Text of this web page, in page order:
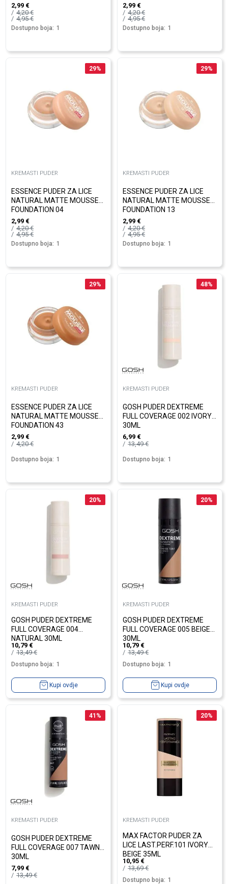
2,99 €
4,20€
4,95€
Dostupno boja: 1
2,99 €
4,20€
4,95€
Dostupno boja: 1
29%
KREMASTI PUDER
ESSENCE PUDER ZA LICE
NATURAL MATTE MOUSSE
FOUNDATION 04
2,99 €
4,20€
4,95€
Dostupno boja: 1
29%
KREMASTI PUDER
ESSENCE PUDER ZA LICE
NATURAL MATTE MOUSSE
FOUNDATION 13
2,99 €
4,20€
4,95€
Dostupno boja: 1
29%
KREMASTI PUDER
ESSENCE PUDER ZA LICE
NATURAL MATTE MOUSSE
FOUNDATION 43
2,99 €
4,20€
Dostupno boja: 1
48%
KREMASTI PUDER
GOSH PUDER DEXTREME
FULL COVERAGE 002 IVORY
30ML
6,99 €
13,49€
Dostupno boja: 1
20%
KREMASTI PUDER
GOSH PUDER DEXTREME
FULL COVERAGE 004
NATURAL 30ML
10,79 €
13,49€
Dostupno boja: 1
Kupi ovdje
20%
KREMASTI PUDER
GOSH PUDER DEXTREME
FULL COVERAGE 005 BEIGE
30ML
10,79 €
13,49€
Dostupno boja: 1
Kupi ovdje
41 %
KREMASTI PUDER
GOSH PUDER DEXTREME
FULL COVERAGE 007 TAWNY
30ML
7,99 €
13,49€
20%
KREMASTI PUDER
MAX FACTOR PUDER ZA
LICE LAST.PERF.101 IVORY
BEIGE 35ML
10,95 €
13,69€
Dostupno boja: 1